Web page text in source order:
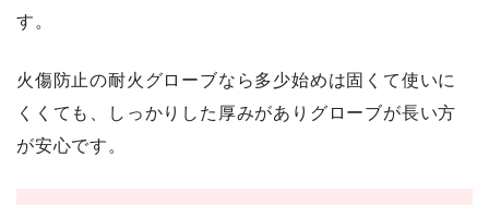
す。
火傷防止の耐火グローブなら多少始めは固くて使いに
くくても、しっかりした厚みがありグローブが長い方
が安心です。